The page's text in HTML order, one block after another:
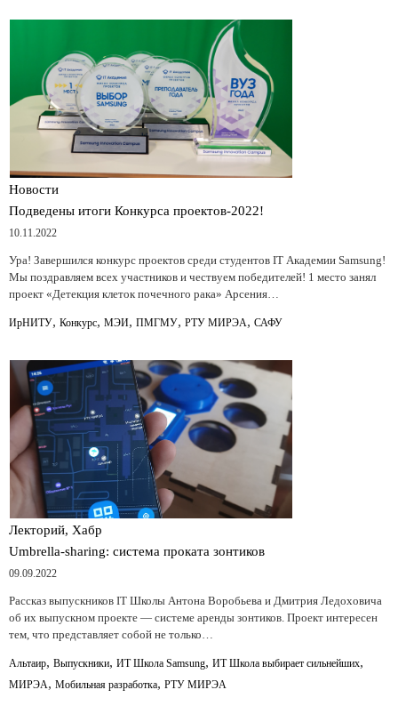
Новости
Подведены итоги Конкурса проектов-2022!
10.11.2022
Ура! Завершился конкурс проектов среди студентов IT Академии Samsung!
Мы поздравляем всех участников и чествуем победителей! 1 место занял
проект «Детекция клеток почечного рака» Арсения…
ИрНИТУ, Конкурс, МЭИ, ПМГМУ, РТУ МИРЭА, САФУ
Лекторий, Хабр
Umbrella-sharing: система проката зонтиков
09.09.2022
Рассказ выпускников IT Школы Антона Воробьева и Дмитрия Ледоховича
об их выпускном проекте — системе аренды зонтиков. Проект интересен
тем, что представляет собой не только…
Альтаир, Выпускники, ИТ Школа Samsung, ИТ Школа выбирает сильнейших,
МИРЭА, Мобильная разработка, РТУ МИРЭА